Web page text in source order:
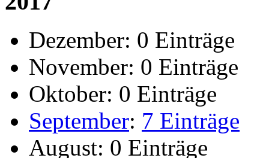
Dezember: 0 Einträge
November: 0 Einträge
Oktober: 0 Einträge
September: 7 Einträge
August: 0 Einträge